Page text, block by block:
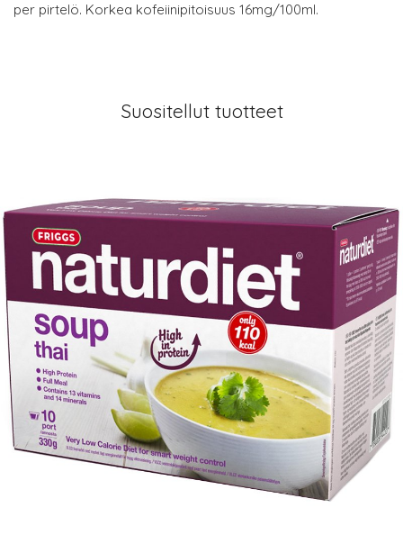
per pirtelö. Korkea kofeiinipitoisuus 16mg/100ml.
Suositellut tuotteet